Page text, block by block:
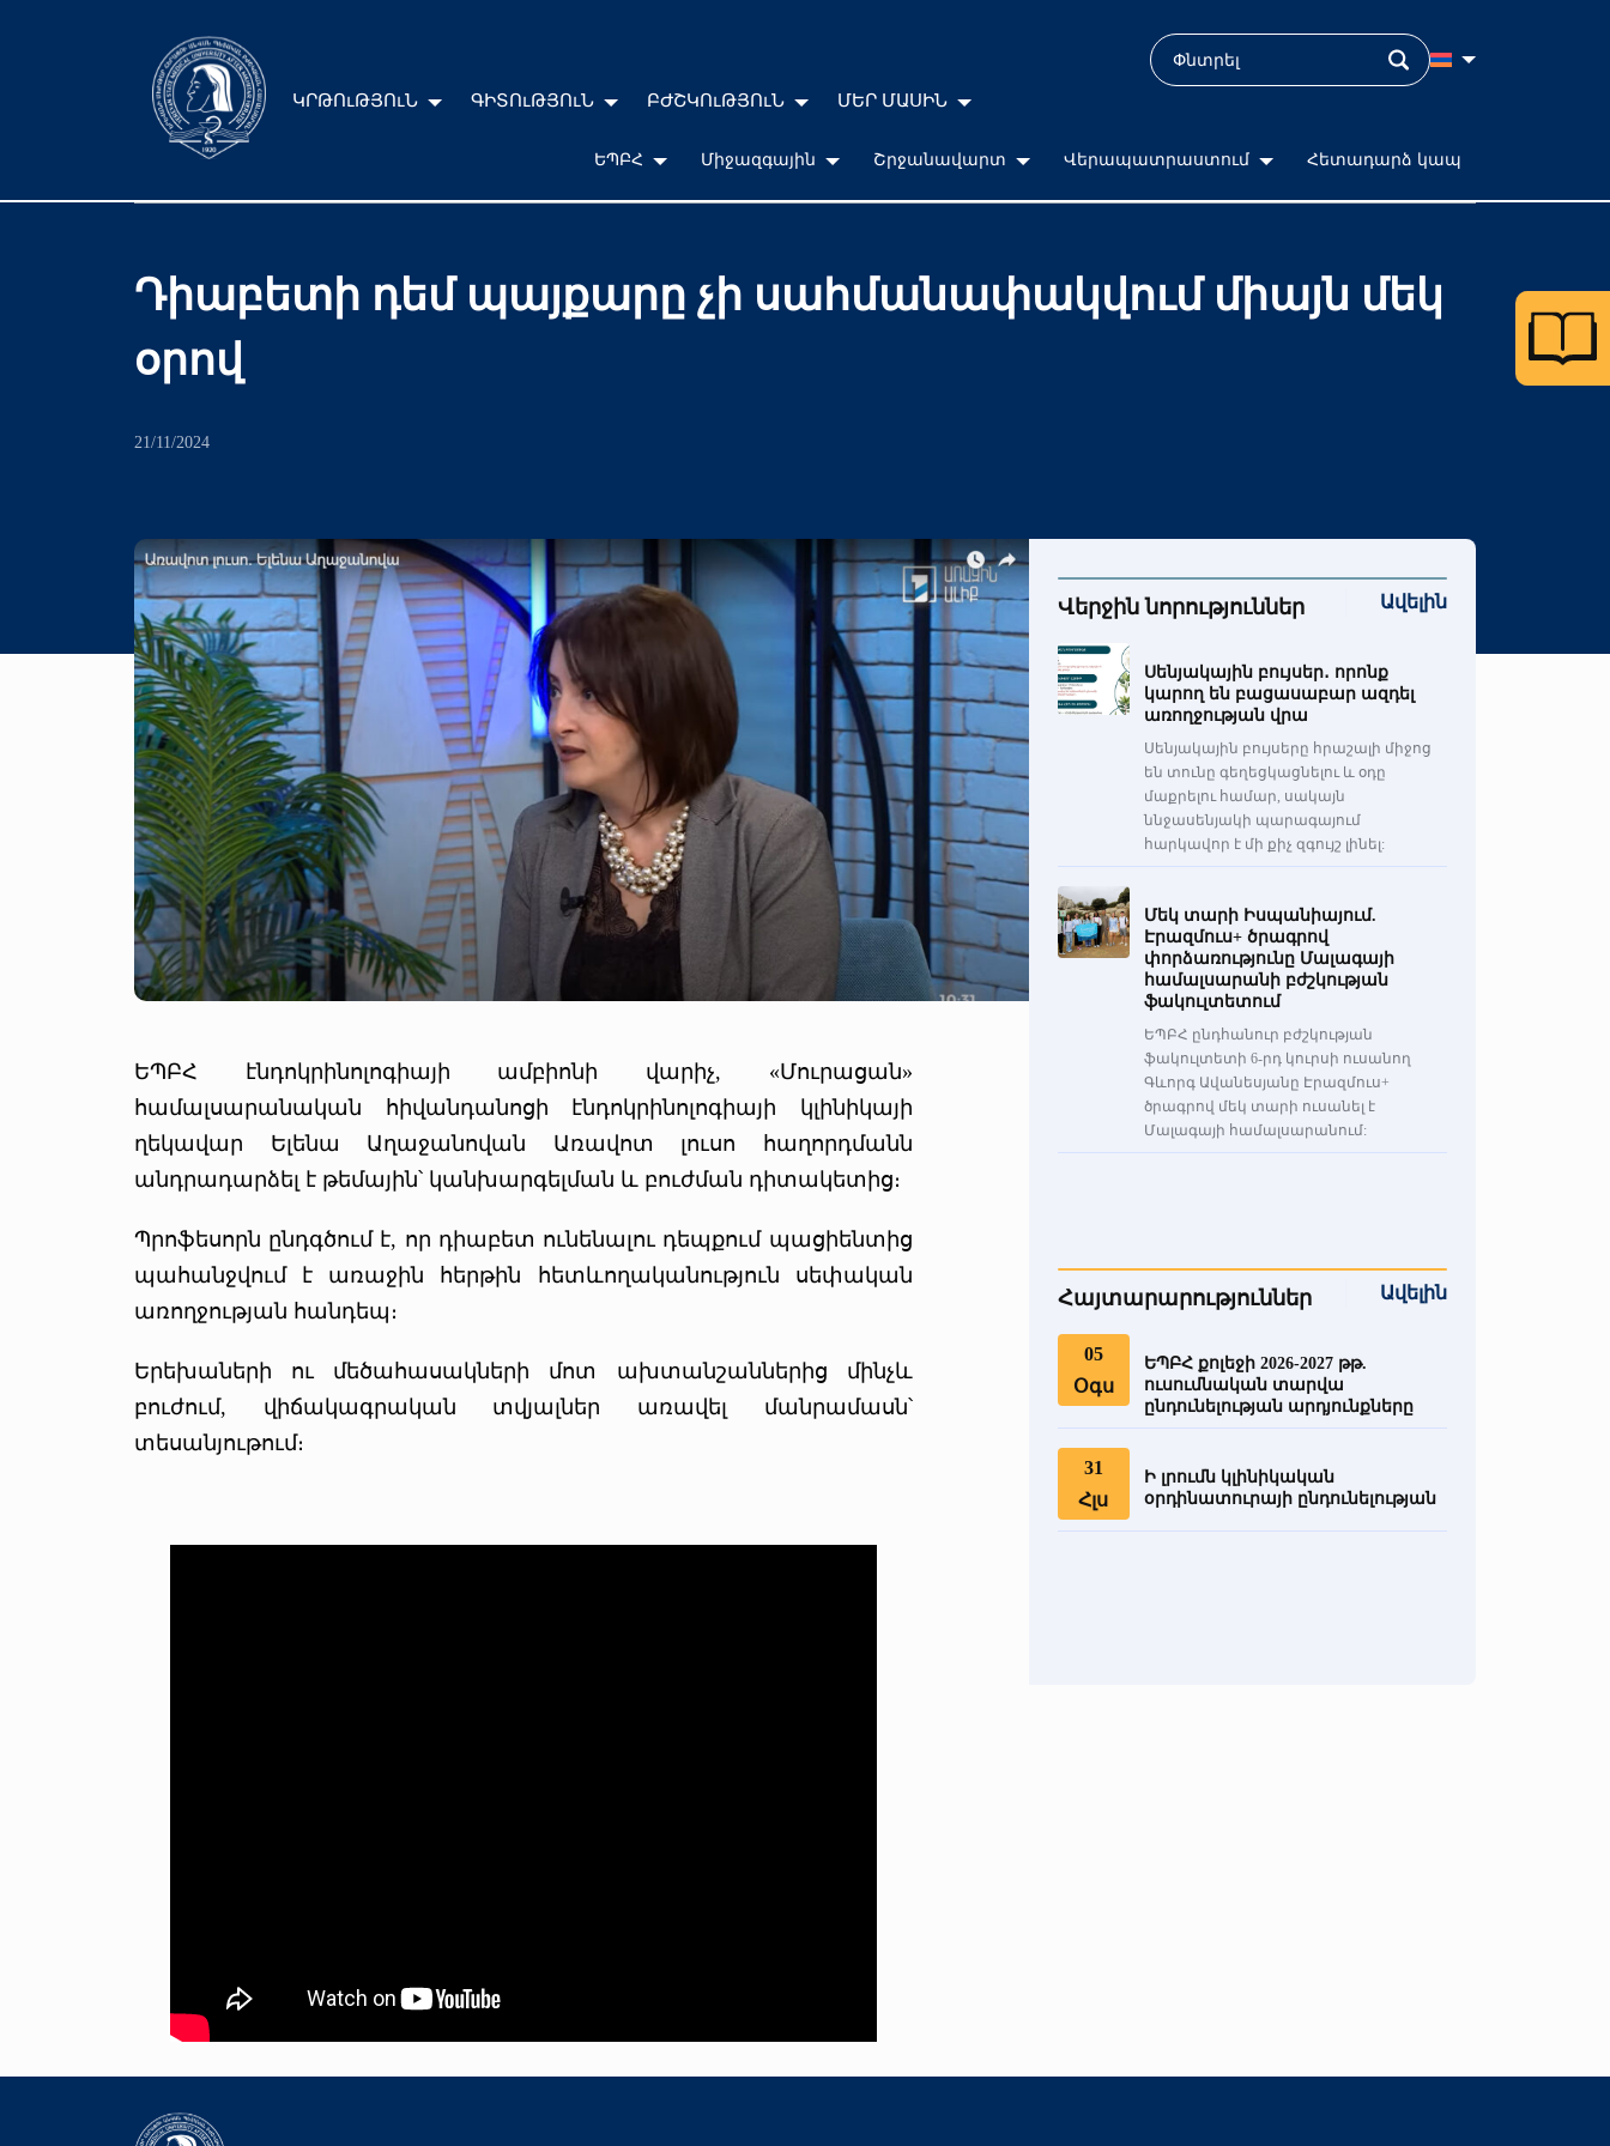
ԿՐԹՈւԹՅՈւՆ ԳԻՏՈւԹՅՈւՆ ԲԺՇԿՈւԹՅՈւՆ ՄԵՐ ՄԱՍԻՆ
ԵՊԲՀ Միջազգային Շրջանավարտ Վերապատրաստում Հետադարձ կապ
Դիաբետի դեմ պայքարը չի սահմանափակվում միայն մեկ
օրով
21/11/2024
ԵՊԲՀ էնդոկրինոլոգիայի ամբիոնի վարիչ, «Մուրացան»
համալսարանական հիվանդանոցի էնդոկրինոլոգիայի կլինիկայի
ղեկավար Ելենա Աղաջանովան Առավոտ լուսո հաղորդմանն
անդրադարձել է թեմային՝ կանխարգելման և բուժման դիտակետից։
Պրոֆեսորն ընդգծում է, որ դիաբետ ունենալու դեպքում պացիենտից
պահանջվում է առաջին հերթին հետևողականություն սեփական
առողջության հանդեպ։
Երեխաների ու մեծահասակների մոտ ախտանշաններից մինչև
բուժում, վիճակագրական տվյալներ առավել մանրամասն՝
տեսանյութում։
Վերջին նորություններ Ավելին
Սենյակային բույսեր․ որոնք
կարող են բացասաբար ազդել
առողջության վրա
Սենյակային բույսերը հրաշալի միջոց
են տունը գեղեցկացնելու և օդը
մաքրելու համար, սակայն
ննջասենյակի պարագայում
հարկավոր է մի քիչ զգույշ լինել:
Մեկ տարի Իսպանիայում.
Էրազմուս+ ծրագրով
փորձառությունը Մալագայի
համալսարանի բժշկության
ֆակուլտետում
ԵՊԲՀ ընդհանուր բժշկության
ֆակուլտետի 6-րդ կուրսի ուսանող
Գևորգ Ավանեսյանը Էրազմուս+
ծրագրով մեկ տարի ուսանել է
Մալագայի համալսարանում:
Հայտարարություններ Ավելին
05
Օգս
ԵՊԲՀ քոլեջի 2026-2027 թթ.
ուսումնական տարվա
ընդունելության արդյունքները
31
Հլս
Ի լրումն կլինիկական
օրդինատուրայի ընդունելության